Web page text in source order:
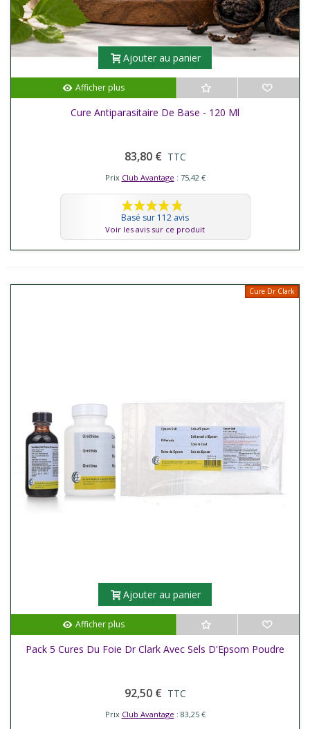
Ajouter au panier
Afficher plus
Cure Antiparasitaire De Base - 120 Ml
83,80 € TTC
Prix Club Avantage : 75,42 €
Basé sur 112 avis
Voir les avis sur ce produit
Cure Dr Clark
Ajouter au panier
Afficher plus
Pack 5 Cures Du Foie Dr Clark Avec Sels D'Epsom Poudre
92,50 € TTC
Prix Club Avantage : 83,25 €